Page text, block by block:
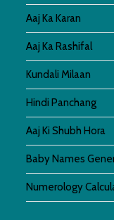
Aaj Ka Karan
Aaj Ka Rashifal
Kundali Milaan
Hindi Panchang
Aaj Ki Shubh Hora
Baby Names
Numerology